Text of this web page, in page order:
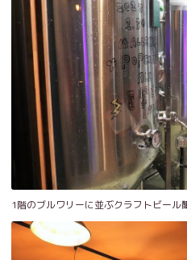
1階のブルワリーに並ぶクラフトビール